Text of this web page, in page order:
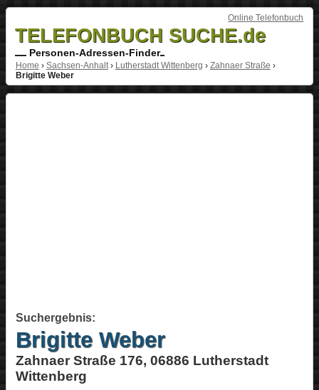
Online Telefonbuch
TELEFONBUCH SUCHE.de
Personen-Adressen-Finder
Home › Sachsen-Anhalt› Lutherstadt Wittenberg › Zahnaer Straße ›
Brigitte Weber
Suchergebnis:
Brigitte Weber
Zahnaer Straße 176, 06886 Lutherstadt
Wittenberg